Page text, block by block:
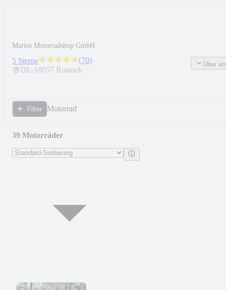
Marios Motorradshop GmbH
5 Sterne (70)
DE-18057 Rostock
Über
Filter Motorrad
39 Motorräder